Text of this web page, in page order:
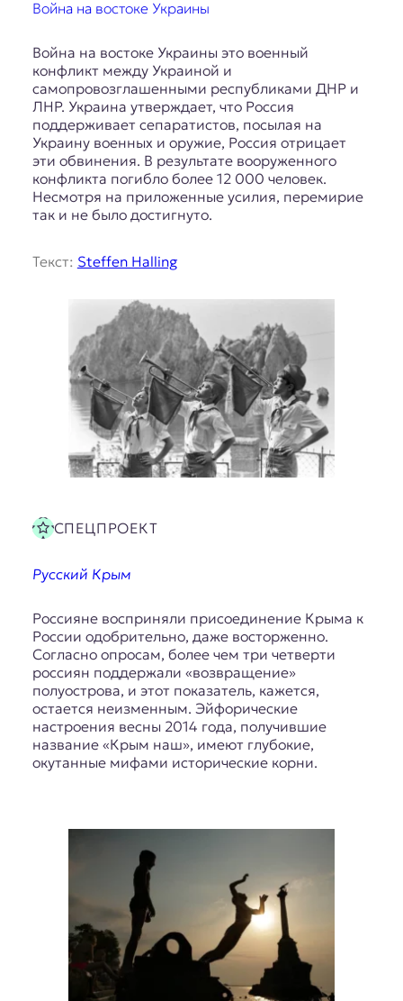
Война на востоке Украины
Война на востоке Украины это военный
конфликт между Украиной и
самопровозглашенными республиками ДНР и
ЛНР. Украина утверждает, что Россия
поддерживает сепаратистов, посылая на
Украину военных и оружие, Россия отрицает
эти обвинения. В результате вооруженного
конфликта погибло более 12 000 человек.
Несмотря на приложенные усилия, перемирие
так и не было достигнуто.
Текст: Steffen Halling
СПЕЦПРОЕКТ
Русский Крым
Россияне восприняли присоединение Крыма к
России одобрительно, даже восторженно.
Согласно опросам, более чем три четверти
россиян поддержали «возвращение»
полуострова, и этот показатель, кажется,
остается неизменным. Эйфорические
настроения весны 2014 года, получившие
название «Крым наш», имеют глубокие,
окутанные мифами исторические корни.